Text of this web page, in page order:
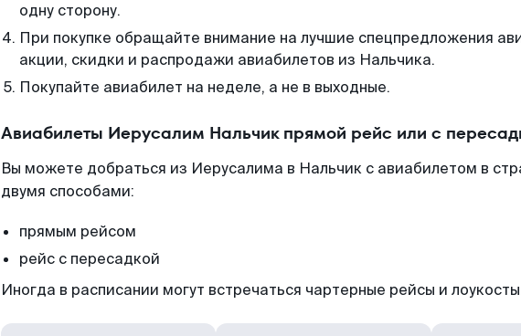
одну сторону.
При покупке обращайте внимание на лучшие спецпредложения
акции, скидки и распродажи авиабилетов из Нальчика.
Покупайте авиабилет на неделе, а не в выходные.
Авиабилеты Иерусалим Нальчик прямой рейс или с
Вы можете добраться из Иерусалима в Нальчик с авиабилетом в
двумя способами:
прямым рейсом
рейс с пересадкой
Иногда в расписании могут встречаться чартерные рейсы и